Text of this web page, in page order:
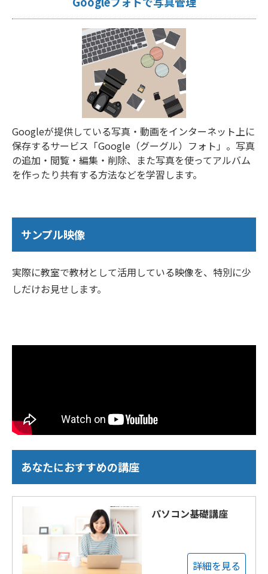
Googleが提供している写真・動画をインターネット上に
保存するサービス「Google（グーグル）フォト」。写真
の追加・閲覧・編集・削除、また写真を使ってアルバム
を作ったり共有する方法などを学習します。
サンプル映像
実際に教室で教材として活用している映像を、特別に少
しだけお見せします。
あなたにおすすめの講座
パソコン基礎講座
詳細を見る